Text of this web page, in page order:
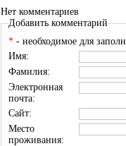
Нет комментариев
Добавить комментарий
* - необходимое для
Имя:
Фамилия:
Электронная
почта:
Сайт:
Место
проживания: